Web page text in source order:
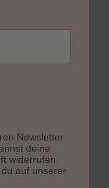
Forschung &
klare
by-Step
Newsletter
deine
widerrufen.
auf unserer